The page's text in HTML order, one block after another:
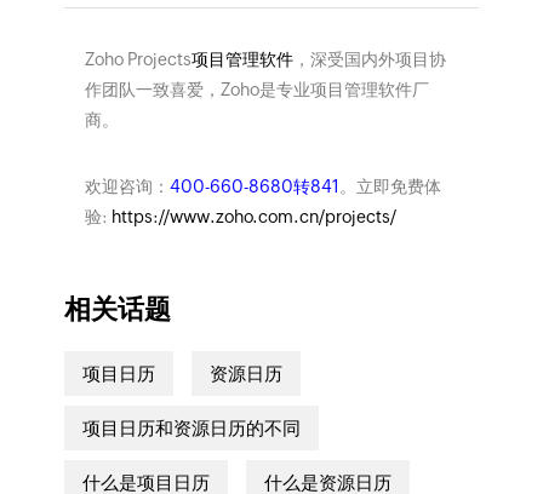
Zoho Projects项目管理软件，深受国内外项目协
作团队一致喜爱，Zoho是专业项目管理软件厂
商。
欢迎咨询： 400-660-8680转841 。立即免费体
验: https://www.zoho.com.cn/projects/
相关话题
项目日历 资源日历
项目日历和资源日历的不同
什么是项目日历 什么是资源日历